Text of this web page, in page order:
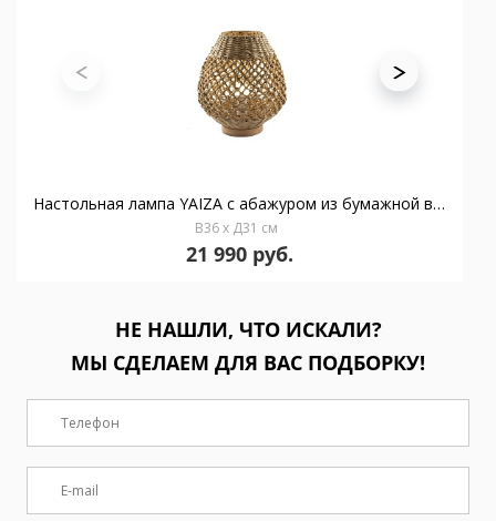
Настольная лампа YAIZA с абажуром из бумажной веревки
В36 x Д31 см
21 990 руб.
НЕ НАШЛИ, ЧТО ИСКАЛИ?
МЫ СДЕЛАЕМ ДЛЯ ВАС ПОДБОРКУ!